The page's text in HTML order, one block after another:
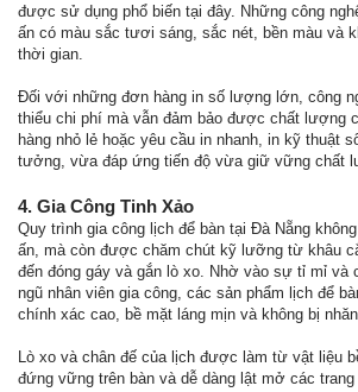
được sử dụng phổ biến tại đây. Những công
ấn có màu sắc tươi sáng, sắc nét, bền màu và
thời gian.
Đối với những đơn hàng in số lượng lớn, công
thiểu chi phí mà vẫn đảm bảo được chất lượng
hàng nhỏ lẻ hoặc yêu cầu in nhanh, in kỹ thuật
tưởng, vừa đáp ứng tiến độ vừa giữ vững chất
4. Gia Công Tinh Xảo
Quy trình gia công lịch để bàn tại Đà Nẵng
ấn, mà còn được chăm chút kỹ lưỡng từ khâu
đến đóng gáy và gắn lò xo. Nhờ vào sự tỉ mỉ và
ngũ nhân viên gia công, các sản phẩm lịch để
chính xác cao, bề mặt láng mịn và không bị
Lò xo và chân đế của lịch được làm từ vật liệu
đứng vững trên bàn và dễ dàng lật mở các